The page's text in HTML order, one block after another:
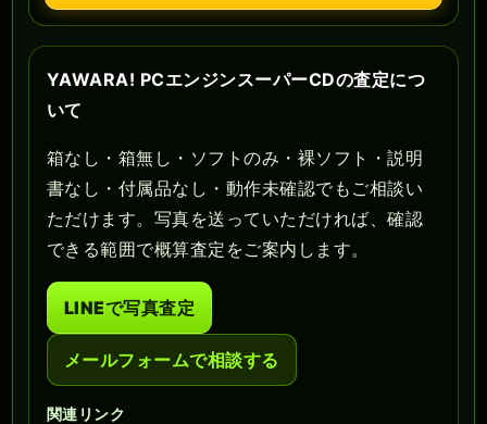
YAWARA! PCエンジンスーパーCDの査定につ
いて
箱なし・箱無し・ソフトのみ・裸ソフト・説明
書なし・付属品なし・動作未確認でもご相談い
ただけます。写真を送っていただければ、確認
できる範囲で概算査定をご案内します。
LINEで写真査定
メールフォームで相談する
関連リンク